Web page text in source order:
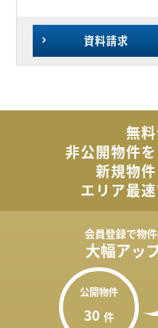
資料請求
無
非公開物件を
新規物
エリア最
会員登録で物
大幅アッ
公開物件
30 件